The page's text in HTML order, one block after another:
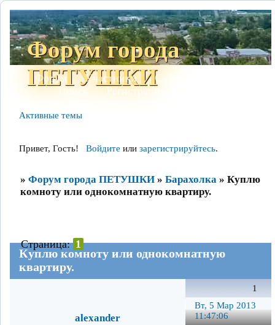
Форум города
ПЕТУШКИ
Форум Участники Сайт
Поиск
Регистрация
Активные темы
Привет, Гость! Войдите или зарегистрируйтесь.
» Форум города ПЕТУШКИ » Барахолка » Куплю
комноту или однокомнатную квартиру.
Куплю комноту или однокомнатную
квартиру.
Страница: 1
1
Вт, 5 Мар 2013
11:47:06
alexander